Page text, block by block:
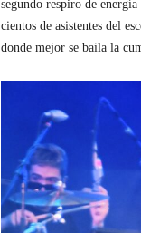
segundo respiro de
cientos de asistentes del
donde mejor se baila la